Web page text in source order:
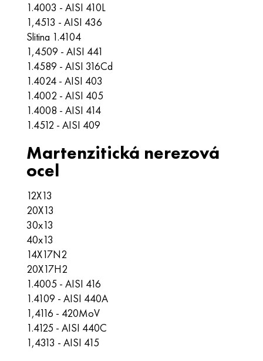
1.4003 - AISI 410L
1,4513 - AISI 436
Slitina 1.4104
1,4509 - AISI 441
1.4589 - AISI 316Cd
1.4024 - AISI 403
1.4002 - AISI 405
1.4008 - AISI 414
1.4512 - AISI 409
Martenzitická nerezová
ocel
12X13
20X13
30x13
40x13
14X17N2
20Х17Н2
1.4005 - AISI 416
1.4109 - AISI 440A
1,4116 - 420MoV
1.4125 - AISI 440C
1,4313 - AISI 415